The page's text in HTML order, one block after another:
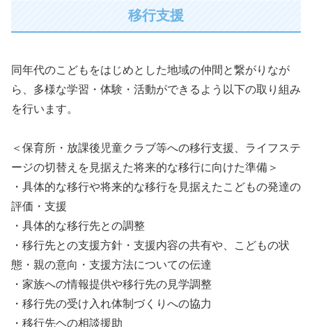
移行支援
同年代のこどもをはじめとした地域の仲間と繋がりなが
ら、多様な学習・体験・活動ができるよう以下の取り組み
を行います。
＜保育所・放課後児童クラブ等への移行支援、ライフステ
ージの切替えを見据えた将来的な移行に向けた準備＞
・具体的な移行や将来的な移行を見据えたこどもの発達の
評価・支援
・具体的な移行先との調整
・移行先との支援方針・支援内容の共有や、こどもの状
態・親の意向・支援方法についての伝達
・家族への情報提供や移行先の見学調整
・移行先の受け入れ体制づくりへの協力
・移行先ヘの相談援助